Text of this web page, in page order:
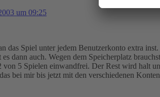
um 09:25
das Spiel unter jedem Benutzerkonto extra inst.
dann auch. Wegen dem Speicherplatz
von 5 Spielen einwandfrei. Der Rest wird halt
bei mir bis jetzt mit den verschiedenen